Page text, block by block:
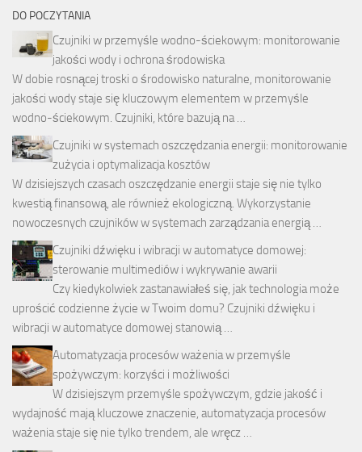
DO POCZYTANIA
Czujniki w przemyśle wodno-ściekowym: monitorowanie
jakości wody i ochrona środowiska
W dobie rosnącej troski o środowisko naturalne, monitorowanie
jakości wody staje się kluczowym elementem w przemyśle
wodno-ściekowym. Czujniki, które bazują na …
Czujniki w systemach oszczędzania energii: monitorowanie
zużycia i optymalizacja kosztów
W dzisiejszych czasach oszczędzanie energii staje się nie tylko
kwestią finansową, ale również ekologiczną. Wykorzystanie
nowoczesnych czujników w systemach zarządzania energią …
Czujniki dźwięku i wibracji w automatyce domowej:
sterowanie multimediów i wykrywanie awarii
Czy kiedykolwiek zastanawiałeś się, jak technologia może
uprościć codzienne życie w Twoim domu? Czujniki dźwięku i
wibracji w automatyce domowej stanowią …
Automatyzacja procesów ważenia w przemyśle
spożywczym: korzyści i możliwości
W dzisiejszym przemyśle spożywczym, gdzie jakość i
wydajność mają kluczowe znaczenie, automatyzacja procesów
ważenia staje się nie tylko trendem, ale wręcz …